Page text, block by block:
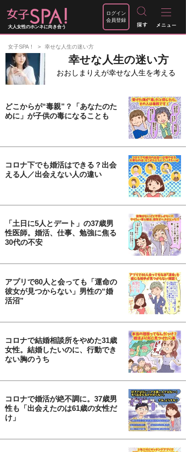
大人女性のホンネに向き合う
ログイン
会員登録
女子SPA！ 幸せな人生の迷い方
幸せな人生の迷い方
おおしまりえが幸せな人生を考える
どこからが“毒親”？「あなたのた
めに」が子供の毒になることも
コロナ下でも婚活はできる？出会
える人／出会えない人の違い
「土日に5人とデート」の37歳男
性医師。婚活、仕事、勉強に焦る
30代の不安
アプリで80人と会っても「運命の
彼女が見つからない」男性の“婚
活沼”
コロナで結婚相談所をやめた31歳
女性。結婚したいのに、行動でき
ない胸のうち
コロナで婚活が絶不調に。37歳男
性も「出会えたのは61歳の女性だ
け」